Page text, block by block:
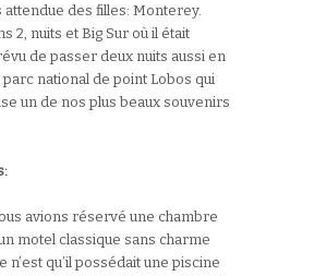
des filles: Monterey.
2, nuits et Big Sur où il était
de passer deux nuits aussi en
national de point Lobos qui
un de nos plus beaux souvenirs
avions réservé une chambre
un motel classique sans charme
n’est qu’il possédait une piscine